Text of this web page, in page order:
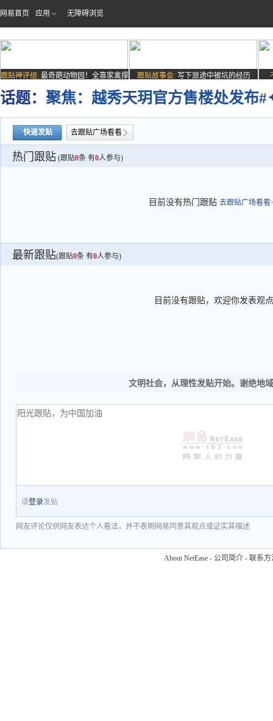
网易首页 应用 无障碍浏览
跟贴神评组: 最奇葩动物园！全靠家禽撑
场子
跟贴故事会: 写下旅途中被坑的经历
话题： 聚焦：越秀天玥官方售楼处发布
快速发贴 去跟贴广场看看
热门跟贴 (跟贴0条 有0人参与)
目前没有热门跟贴 去跟贴广场看看
最新跟贴(跟贴0条 有0人参与)
目前没有跟贴，欢迎你发表观点
文明社会，从理性发贴开始。谢绝地
请登录发贴
网友评论仅供网友表达个人看法，并不表明网易同意其观点或证实其描述
About NetEase - 公司简介 - 联系方